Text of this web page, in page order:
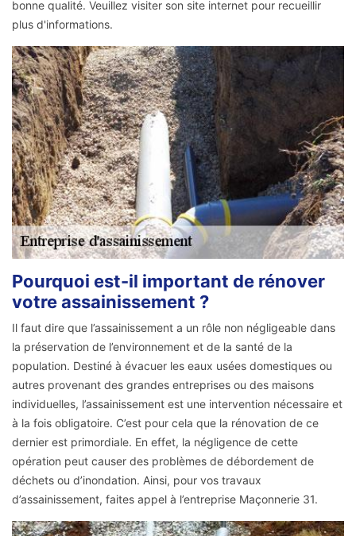
bonne qualité. Veuillez visiter son site internet pour recueillir
plus d'informations.
Pourquoi est-il important de rénover
votre assainissement ?
Il faut dire que l’assainissement a un rôle non négligeable dans
la préservation de l’environnement et de la santé de la
population. Destiné à évacuer les eaux usées domestiques ou
autres provenant des grandes entreprises ou des maisons
individuelles, l’assainissement est une intervention nécessaire et
à la fois obligatoire. C’est pour cela que la rénovation de ce
dernier est primordiale. En effet, la négligence de cette
opération peut causer des problèmes de débordement de
déchets ou d’inondation. Ainsi, pour vos travaux
d’assainissement, faites appel à l’entreprise Maçonnerie 31.